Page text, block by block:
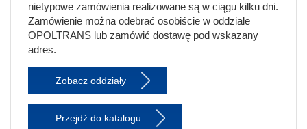
nietypowe zamówienia realizowane są w ciągu kilku dni.
Zamówienie można odebrać osobiście w oddziale
OPOLTRANS lub zamówić dostawę pod wskazany
adres.
Zobacz oddziały
Przejdź do katalogu